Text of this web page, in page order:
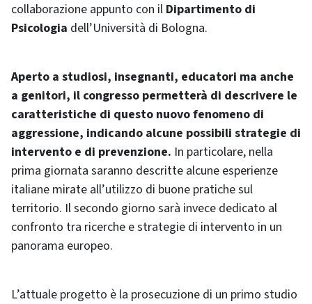
collaborazione appunto con il Dipartimento di
Psicologia dell’Università di Bologna.
Aperto a studiosi, insegnanti, educatori ma anche
a genitori, il congresso permetterà di descrivere le
caratteristiche di questo nuovo fenomeno di
aggressione, indicando alcune possibili strategie di
intervento e di prevenzione. In particolare, nella
prima giornata saranno descritte alcune esperienze
italiane mirate all’utilizzo di buone pratiche sul
territorio. Il secondo giorno sarà invece dedicato al
confronto tra ricerche e strategie di intervento in un
panorama europeo.
L’attuale progetto è la prosecuzione di un primo studio